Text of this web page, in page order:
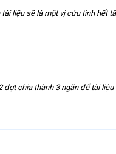
liệu sẽ là một vị cứu tinh hết
đợt chia thành 3 ngăn để tài